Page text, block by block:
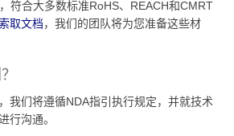
，符合大多数标准RoHS、REACH和CMRT
索取文档，我们的团队将为您准备这些材
我们将遵循NDA指引执行规定，并就技术
行沟通。